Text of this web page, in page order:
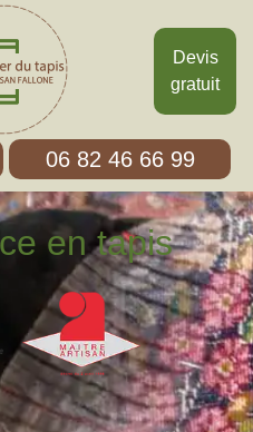
Devis
gratuit
06 82 46 66 99
en tapis